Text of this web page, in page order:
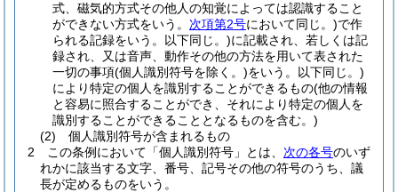
式、磁気的方式その他人の知覚によっては認識すること
ができない方式をいう。 次項第2号において同じ。)で作
られる記録をいう。以下同じ。)に記載され、若しくは記
録され、又は音声、動作その他の方法を用いて表された
一切の事項(個人識別符号を除く。)をいう。以下同じ。)
により特定の個人を識別することができるもの(他の情報
と容易に照合することができ、それにより特定の個人を
識別することができることとなるものを含む。)
(2)
個人識別符号が含まれるもの
2
この条例において「個人識別符号」とは、 次の各号のいず
れかに該当する文字、番号、記号その他の符号のうち、議
長が定めるものをいう。